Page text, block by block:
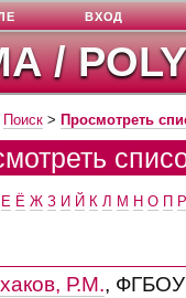
/
ВХОД
Поиск > Просмотреть
Е Ё Ж З И Й К Л М Н О П
Р.М.,